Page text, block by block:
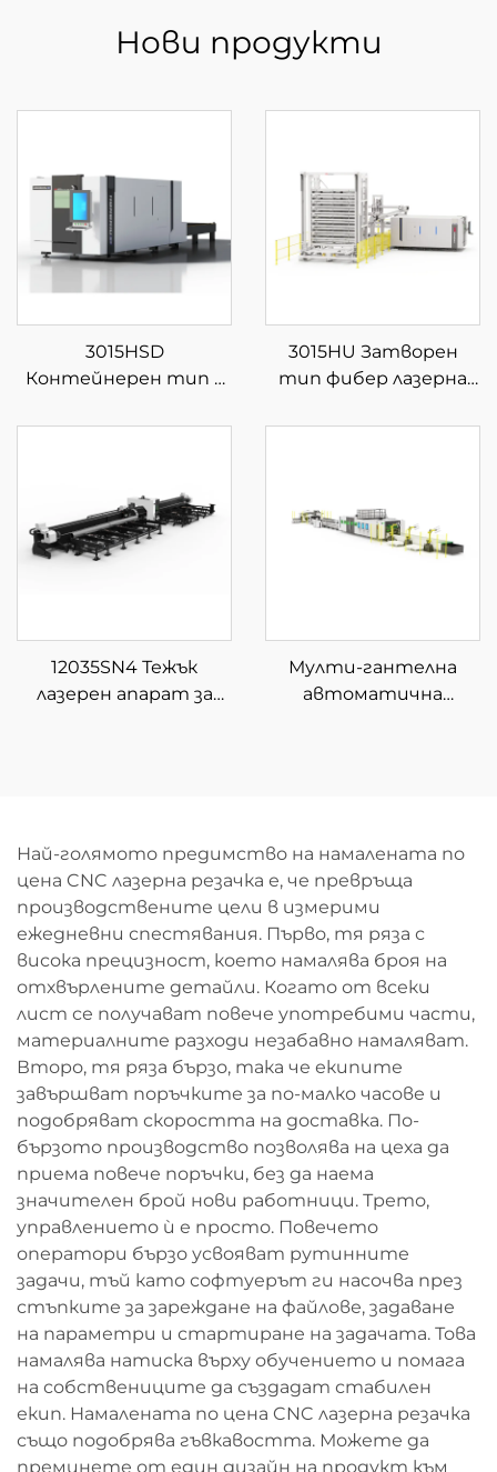
Нови продукти
3015HSD
Контейнерен тип с
платформа за фибер
3015HU Затворен
тип фибер лазерна
автоматично
материали
12035SN4 Тежък
лазерен апарат за
Мулти-гантелна
автоматична
Най-голямото предимство на намалената по
цена CNC лазерна резачка е, че превръща
производствените цели в измерими
ежедневни спестявания. Първо, тя ряза с
висока прецизност, което намалява броя на
отхвърлените детайли. Когато от всеки
лист се получават повече употребими части,
материалните разходи незабавно намаляват.
Второ, тя ряза бързо, така че екипите
завършват поръчките за по-малко часове и
подобряват скоростта на доставка. По-
бързото производство позволява на цеха да
приема повече поръчки, без да наема
значителен брой нови работници. Трето,
управлението ѝ е просто. Повечето
оператори бързо усвояват рутинните
задачи, тъй като софтуерът ги насочва през
стъпките за зареждане на файлове, задаване
на параметри и стартиране на задачата. Това
намалява натиска върху обучението и помага
на собствениците да създадат стабилен
екип. Намалената по цена CNC лазерна резачка
също подобрява гъвкавостта. Можете да
преминете от един дизайн на продукт към